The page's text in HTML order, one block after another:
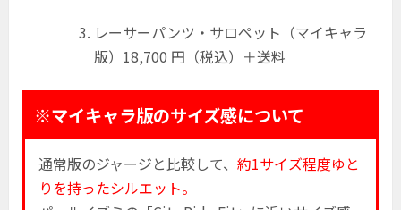
レーサーパンツ・サロペット（マイキャラ
版）18,700 円（税込）＋送料
※マイキャラ版のサイズ感について
通常版のジャージと比較して、 約1サイズ程度ゆと
りを持ったシルエット。